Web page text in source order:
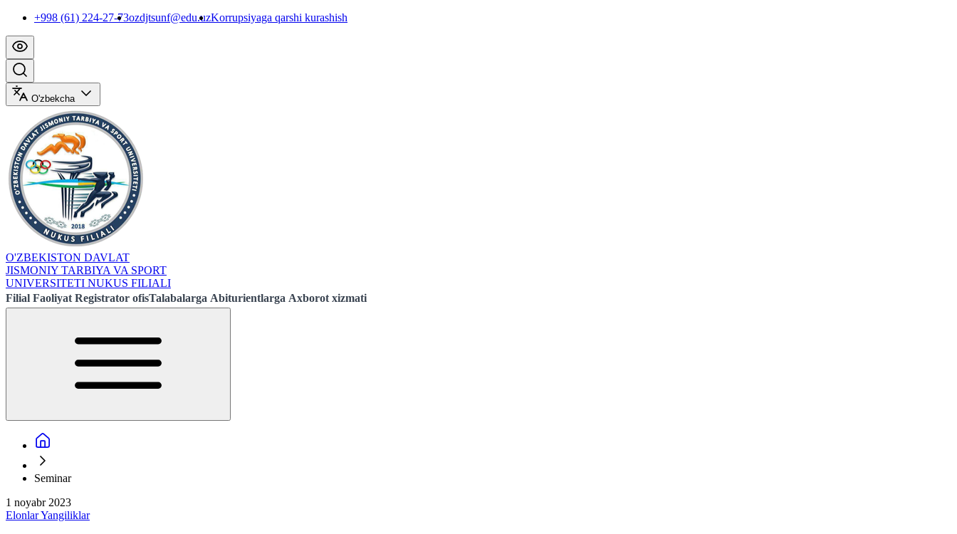
+998 (61) 224-27-73ozdjtsunf@edu.uzKorrupsiyaga qarshi kurashish
O'zbekcha
O'ZBEKISTON DAVLAT
JISMONIY TARBIYA VA SPORT
UNIVERSITETI NUKUS FILIALI
Filial Faoliyat Registrator ofisTalabalarga Abiturientlarga Axborot xizmati
Seminar
1 noyabr 2023
ElonlarYangiliklar